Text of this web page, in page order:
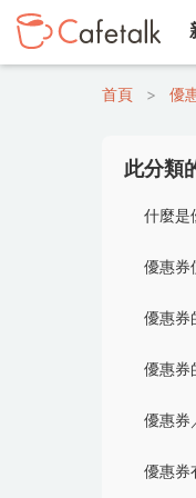
首頁 > 優
此分類
什麼是
優惠券
優惠券
優惠券
優惠券
優惠券